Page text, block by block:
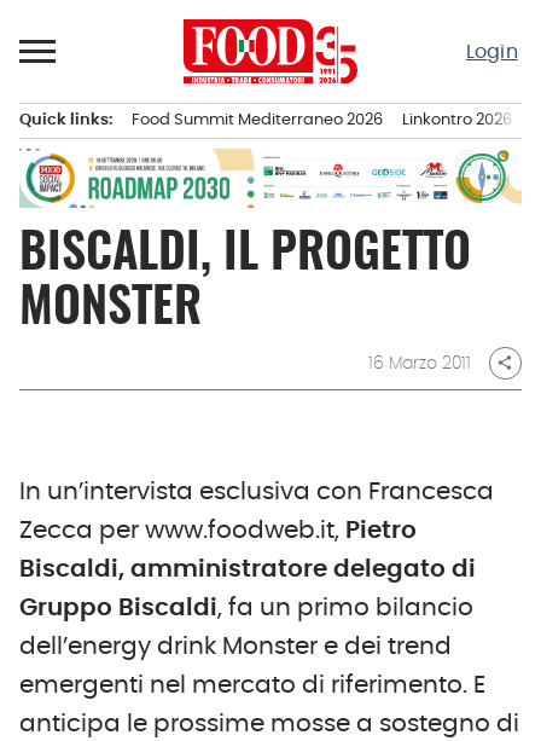
al
Login
principale
Quick links: Food Summit Mediterraneo 2026 Linkontro 2026
BISCALDI, IL PROGETTO
MONSTER
16 Marzo 2011 share
In un’intervista esclusiva con Francesca
Zecca per www.foodweb.it, Pietro
Biscaldi, amministratore delegato di
Gruppo Biscaldi, fa un primo bilancio
dell’energy drink Monster e dei trend
emergenti nel mercato di riferimento. E
anticipa le prossime mosse a sostegno di